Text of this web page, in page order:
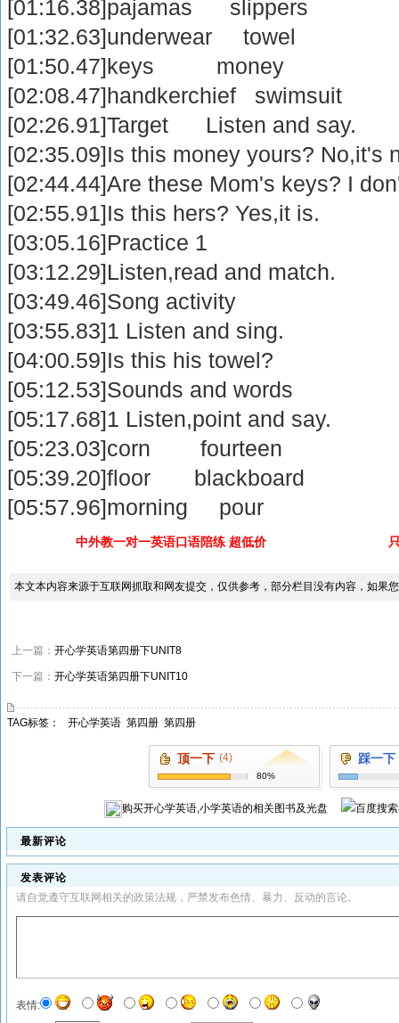
[01:16.38]pajamas slippers
[01:32.63]underwear towel
[01:50.47]keys money
[02:08.47]handkerchief swimsuit
[02:26.91]Target Listen and say.
[02:35.09]Is this money yours? No,it's
[02:44.44]Are these Mom's keys? I
[02:55.91]Is this hers? Yes,it is.
[03:05.16]Practice 1
[03:12.29]Listen,read and match.
[03:49.46]Song activity
[03:55.83]1 Listen and sing.
[04:00.59]Is this his towel?
[05:12.53]Sounds and words
[05:17.68]1 Listen,point and say.
[05:23.03]corn fourteen
[05:39.20]floor blackboard
[05:57.96]morning pour
中外教一对一英语口语陪练 超低价
本文本内容来源于互联网抓取和网友提交，仅供参考，部分栏目没有内容，如果
上一篇： 开心学英语第四册下UNIT8
下一篇： 开心学英语第四册下UNIT10
TAG标签： 开心学英语 第四册 第四册
顶一下 (4)
80%
踩一下
购买开心学英语,小学英语的相关图书及光盘
最新评论
发表评论
请自觉遵守互联网相关的政策法规，严禁发布色情、暴力、反动的言论。
表情: